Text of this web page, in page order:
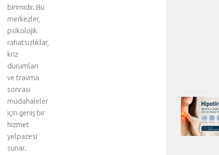
birimidir. Bu
merkezler,
psikolojik
rahatsızlıklar,
kriz
durumları
ve travma
sonrası
müdahaleler
için geniş bir
hizmet
yelpazesi
sunar.